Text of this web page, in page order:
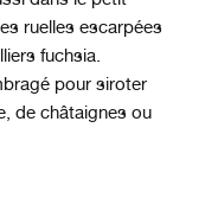
ruelles escarpées
fuchsia.
pour siroter
de châtaignes ou